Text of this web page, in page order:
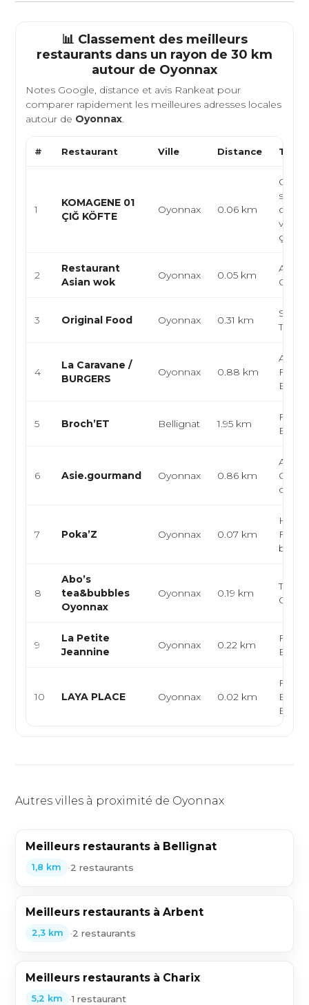
📊 Classement des meilleurs
restaurants dans un rayon de 30 km
autour de Oyonnax
Notes Google, distance et avis Rankeat pour
comparer rapidement les meilleures adresses locales
autour de Oyonnax.
# Restaurant Ville Distance Type
1
KOMAGENE 01
ÇIĞ KÖFTE
Oyonnax 0.06 km
çiğ ...
2
Restaurant
Asian wok
Oyonnax 0.05 km
3 Original Food Oyonnax 0.31 km
4
La Caravane /
BURGERS
Oyonnax 0.88 km
Fast-
5 Broch’ET Bellignat 1.95 km
6 Asie.gourmand Oyonnax 0.86 km
dog
7 Poka’Z Oyonnax 0.07 km
bowls
8
Abo’s
tea&bubbles
Oyonnax
Oyonnax 0.19 km
Thé,
9
La Petite
Jeannine
Oyonnax 0.22 km
10 LAYA PLACE Oyonnax 0.02 km
Autres villes à proximité de Oyonnax
Meilleurs restaurants à Bellignat
1,8 km •2 restaurants
Meilleurs restaurants à Arbent
2,3 km •2 restaurants
Meilleurs restaurants à Charix
5,2 km •1 restaurant